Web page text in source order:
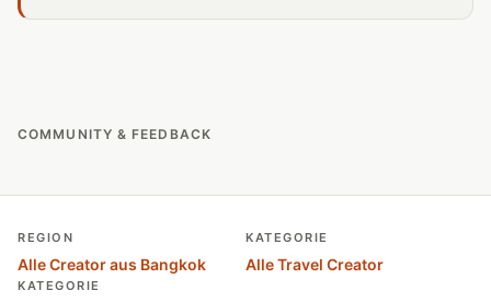
COMMUNITY & FEEDBACK
REGION
Alle Creator aus Bangkok
KATEGORIE
Alle Travel Creator
KATEGORIE